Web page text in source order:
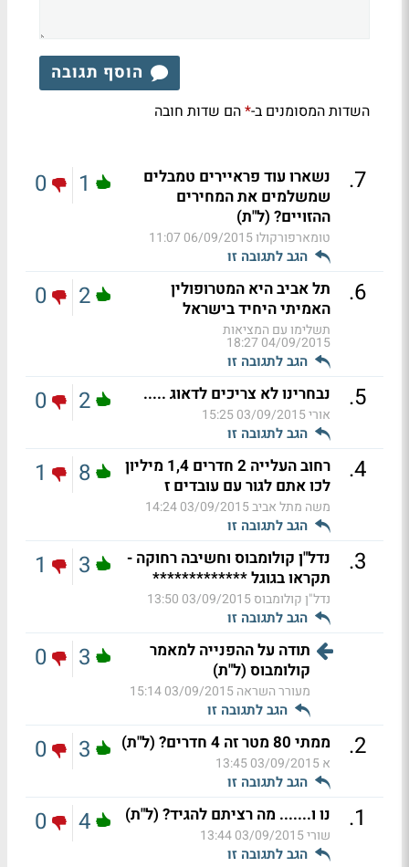
הוסף תגובה
השדות המסומנים ב-*הם שדות חובה
7
.
נשארו עוד פראיירים טמבלים
שמשלמים את המחירים
ההזויים? (ל"ת)
טומארפורקולו06/09/2015 11:07
הגב לתגובה זו
1
0
6
.
תל אביב היא המטרופולין
האמיתי היחיד בישראל
תשלימו עם המציאות
04/09/2015 18:27
הגב לתגובה זו
2
0
5
. נבחרינו לא צריכים לדאוג .....
אורי03/09/2015 15:25
הגב לתגובה זו
2
0
4
.
רחוב העלייה 2 חדרים 1,4 מיליון
לכו אתם לגור עם עובדים ז
משה מתל אביב03/09/2015 14:24
הגב לתגובה זו
8
1
3
.
נדל"ן קולומבוס וחשיבה רחוקה -
תקראו בגוגל *************
נדל"ן קולומבוס03/09/2015 13:50
הגב לתגובה זו
3
1
תודה על ההפנייה למאמר
קולומבוס (ל"ת)
מעורר השראה03/09/2015 15:14
הגב לתגובה זו
3
0
2
. ממתי 80 מטר זה 4 חדרים? (ל"ת)
א03/09/2015 13:45
הגב לתגובה זו
3
0
1
. נו ו....... מה רציתם להגיד? (ל"ת)
שורי03/09/2015 13:44
הגב לתגובה זו
4
0